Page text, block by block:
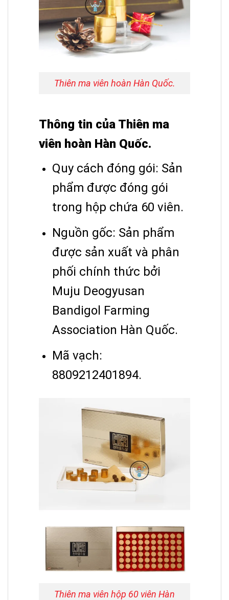
Thiên ma viên hoàn Hàn Quốc.
Thông tin của Thiên ma
viên hoàn Hàn Quốc.
Quy cách đóng gói: Sản
phẩm được đóng gói
trong hộp chứa 60 viên.
Nguồn gốc: Sản phẩm
được sản xuất và phân
phối chính thức bởi
Muju Deogyusan
Bandigol Farming
Association Hàn Quốc.
Mã vạch:
8809212401894.
Thiên ma viên hộp 60 viên Hàn